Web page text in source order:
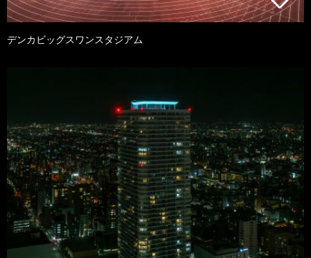
デンカビッグスワンスタジアム